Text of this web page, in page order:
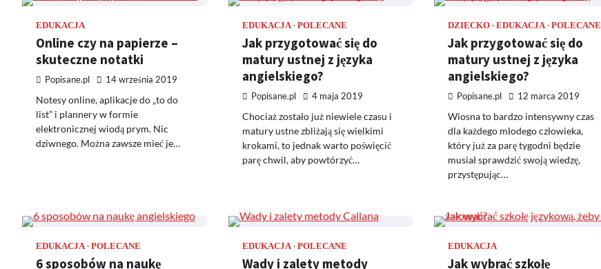
EDUKACJA
Online czy na papierze –
skuteczne notatki
Popisane.pl 14 września 2019
Notesy online, aplikacje do „to do
list” i plannery w formie
elektronicznej wiodą prym. Nic
dziwnego. Można zawsze mieć je…
EDUKACJA POLECANE
Jak przygotować się do
matury ustnej z języka
angielskiego?
Popisane.pl 4 maja 2019
Chociaż zostało już niewiele czasu i
matury ustne zbliżają się wielkimi
krokami, to jednak warto poświęcić
parę chwil, aby powtórzyć…
DZIECKO EDUKACJA POLECANE
Jak przygotować się do
matury ustnej z języka
angielskiego?
Popisane.pl 12 marca 2019
Wiosna to bardzo intensywny czas
dla każdego młodego człowieka,
który już za parę tygodni będzie
musiał sprawdzić swoją wiedzę,
przystępując…
EDUKACJA POLECANE
6 sposobów na naukę
EDUKACJA POLECANE
Wady i zalety metody
EDUKACJA
Jak wybrać szkołę